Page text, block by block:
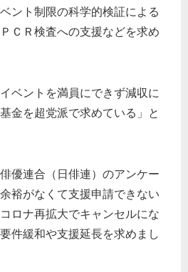
ント制限の科学的検証による
ＣＲ検査への支援などを求め
ベントを満員にできず減収に
金を超党派で求めている」と
優連合（日俳連）のアンケー
裕がなくて支援申請できない
ロナ再拡大でキャンセルにな
件緩和や支援延長を求めまし